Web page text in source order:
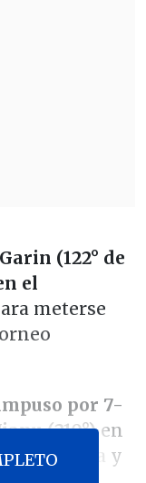
(122° de
el
meterse
por 7-
(210°)en
una hora y